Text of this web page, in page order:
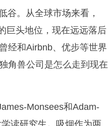
谷。从全球市场来看，
巨头地位，现在远远落后
经和Airbnb、优步等世界
角兽公司是怎么走到现在
Monsees和Adam-
读研究生。吸烟作为两